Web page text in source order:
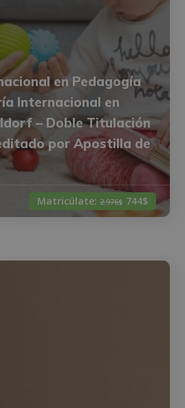
en Pedagogía
Internacional en
– Doble Titulación
por Apostilla de
Matricúlate: 2.976$ 744$